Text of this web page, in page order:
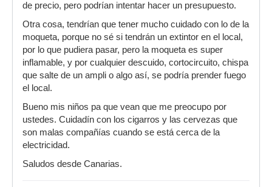
de precio, pero podrían intentar hacer un presupuesto.
Otra cosa, tendrían que tener mucho cuidado con lo de la
moqueta, porque no sé si tendrán un extintor en el local,
por lo que pudiera pasar, pero la moqueta es super
inflamable, y por cualquier descuido, cortocircuito, chispa
que salte de un ampli o algo así, se podría prender fuego
el local.
Bueno mis niños pa que vean que me preocupo por
ustedes. Cuidadín con los cigarros y las cervezas que
son malas compañías cuando se está cerca de la
electricidad.
Saludos desde Canarias.